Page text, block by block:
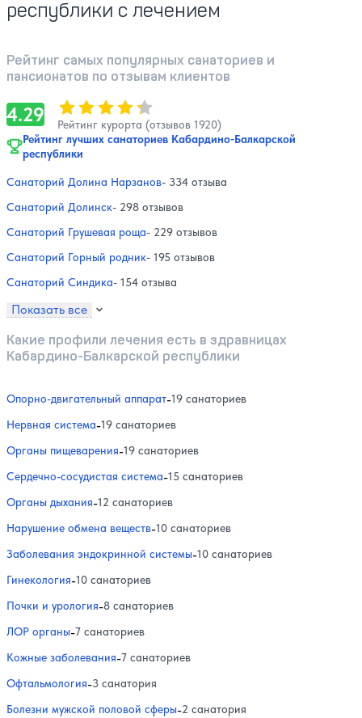
республики с лечением
Рейтинг самых популярных санаториев и
пансионатов по отзывам клиентов
4.29 Оценка, количество звезд:
Рейтинг курорта (отзывов 1920)
Рейтинг лучших санаториев Кабардино-Балкарской
республики
Санаторий Долина Нарзанов- 334 отзыва
Санаторий Долинск- 298 отзывов
Санаторий Грушевая роща- 229 отзывов
Санаторий Горный родник- 195 отзывов
Санаторий Синдика- 154 отзыва
Показать все
Какие профили лечения есть в здравницах
Кабардино-Балкарской республики
Опорно-двигательный аппарат-19 санаториев
Нервная система-19 санаториев
Органы пищеварения-19 санаториев
Сердечно-сосудистая система-15 санаториев
Органы дыхания-12 санаториев
Нарушение обмена веществ-10 санаториев
Заболевания эндокринной системы-10 санаториев
Гинекология-10 санаториев
Почки и урология-8 санаториев
ЛОР органы-7 санаториев
Кожные заболевания-7 санаториев
Офтальмология-3 санатория
Болезни мужской половой сферы-2 санатория